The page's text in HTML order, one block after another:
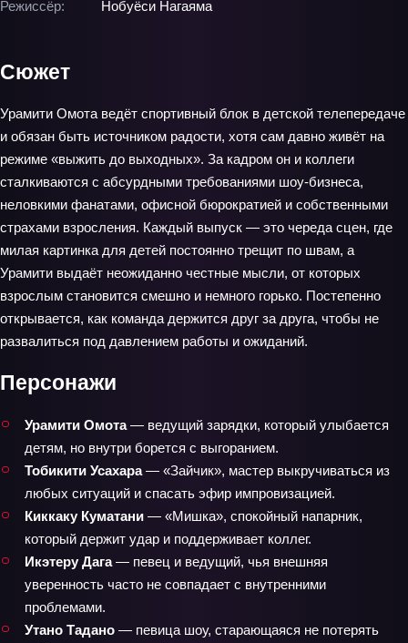
Режиссёр: Нобуёси Нагаяма
Сюжет
Урамити Омота ведёт спортивный блок в детской телепередаче
и обязан быть источником радости, хотя сам давно живёт на
режиме «выжить до выходных». За кадром он и коллеги
сталкиваются с абсурдными требованиями шоу‑бизнеса,
неловкими фанатами, офисной бюрократией и собственными
страхами взросления. Каждый выпуск — это череда сцен, где
милая картинка для детей постоянно трещит по швам, а
Урамити выдаёт неожиданно честные мысли, от которых
взрослым становится смешно и немного горько. Постепенно
открывается, как команда держится друг за друга, чтобы не
развалиться под давлением работы и ожиданий.
Персонажи
Урамити Омота— ведущий зарядки, который улыбается
детям, но внутри борется с выгоранием.
Тобикити Усахара— «Зайчик», мастер выкручиваться из
любых ситуаций и спасать эфир импровизацией.
Киккаку Куматани — «Мишка», спокойный напарник,
который держит удар и поддерживает коллег.
Икэтеру Дага— певец и ведущий, чья внешняя
уверенность часто не совпадает с внутренними
проблемами.
Утано Тадано — певица шоу, старающаяся не потерять